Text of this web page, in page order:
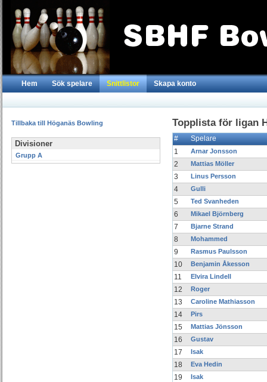
Hem Sök spelare Snittlistor Skapa konto
Tillbaka till Höganäs Bowling
Divisioner
Grupp A
Topplista för ligan
#
Spelare
1
Arnar Jonsson
2 Mattias Möller
3 Linus Persson
4 Gulli
5 Ted Svanheden
6 Mikael Björnberg
7 Bjarne Strand
8 Mohammed
9 Rasmus Paulsson
10 Benjamin Åkesson
11 Elvira Lindell
12 Roger
13 Caroline Mathiasson
14 Pirs
15 Mattias Jönsson
16 Gustav
17 Isak
18 Eva Hedin
19 Isak